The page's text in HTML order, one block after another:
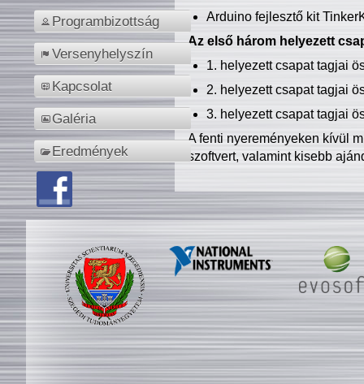
Programbizottság
Versenyhelyszín
Kapcsolat
Galéria
Eredmények
Arduino fejlesztő kit
Az első három helyezett
1. helyezett csapat tagjai
2. helyezett csapat tagjai
3. helyezett csapat tagjai
A fenti nyereményeken kívül
szoftvert, valamint kisebb